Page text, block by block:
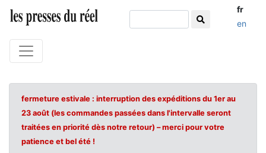
fr
en
fermeture estivale : interruption des expéditions du 1er au
23 août (les commandes passées dans l'intervalle seront
traitées en priorité dès notre retour) – merci pour votre
patience et bel été !